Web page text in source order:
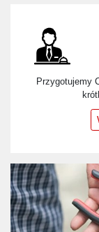
Przygotujemy